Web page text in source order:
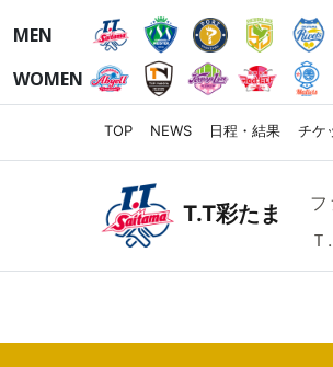
MEN
WOMEN
TOP NEWS 日程・結果 チケ
T.T彩たま フ